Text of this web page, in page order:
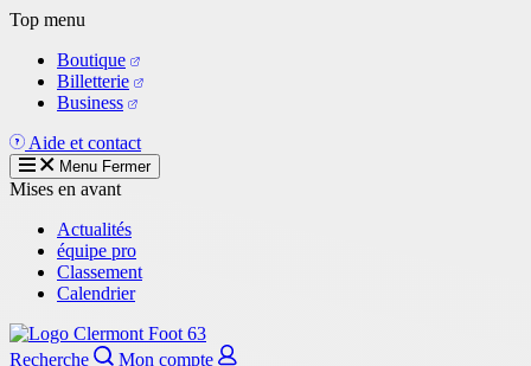
Aller
contenu
principal
Top menu
Boutique
Billetterie
Business
Aide et contact
Menu Fermer
Mises en avant
Actualités
équipe pro
Classement
Calendrier
Recherche
Mon compte